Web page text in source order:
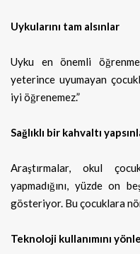
Uykularını tam alsınlar
Uyku en önemli
yeterince uyumayan
iyi öğrenemez.”
Sağlıklı bir kahvaltı
Araştırmalar, okul
yapmadığını, yüzde on
gösteriyor. Bu çocuklara
Teknoloji kullanımını